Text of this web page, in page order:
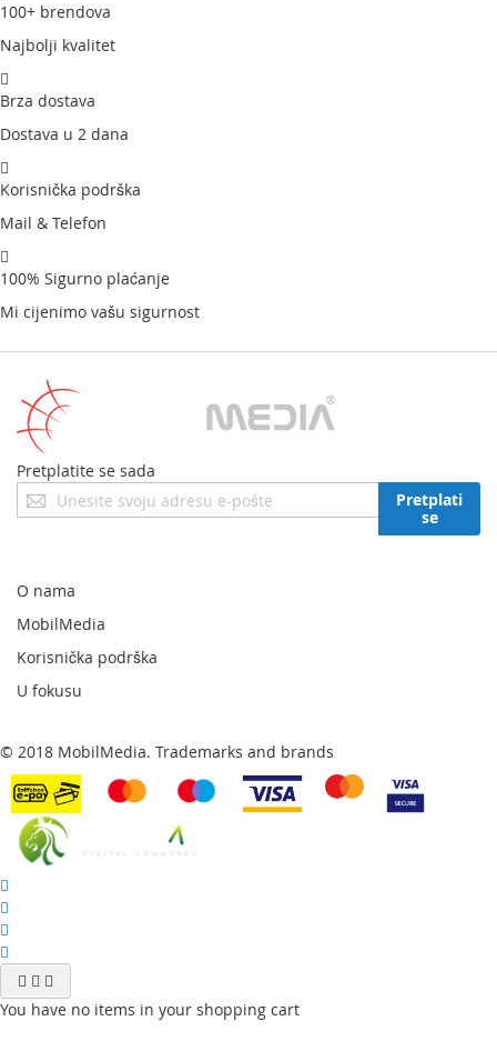
100+ brendova
Najbolji kvalitet
Brza dostava
Dostava u 2 dana
Korisnička podrška
Mail & Telefon
100% Sigurno plaćanje
Mi cijenimo vašu sigurnost
Pretplatite se sada
Prijavite
se
newsletter:
Pretplati
se
O nama
MobilMedia
Korisnička podrška
U fokusu
© 2018 MobilMedia. Trademarks and brands
You have no items in your shopping cart